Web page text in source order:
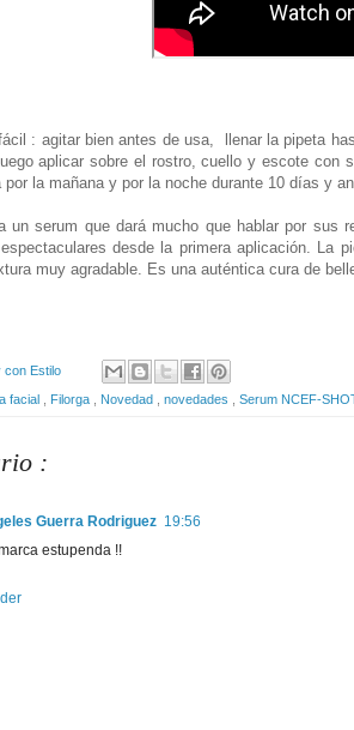
: agitar bien antes de usa, llenar la pipeta
aplicar sobre el rostro, cuello y escote
la mañana y por la noche durante 10 días y
un serum que dará mucho que hablar por sus
desde la primera aplicación.
muy agradable. Es una auténtica cura de
con Estilo
facial Filorga Novedad novedades Serum NCEF-
:
Guerra Rodriguez 19:56
estupenda !!